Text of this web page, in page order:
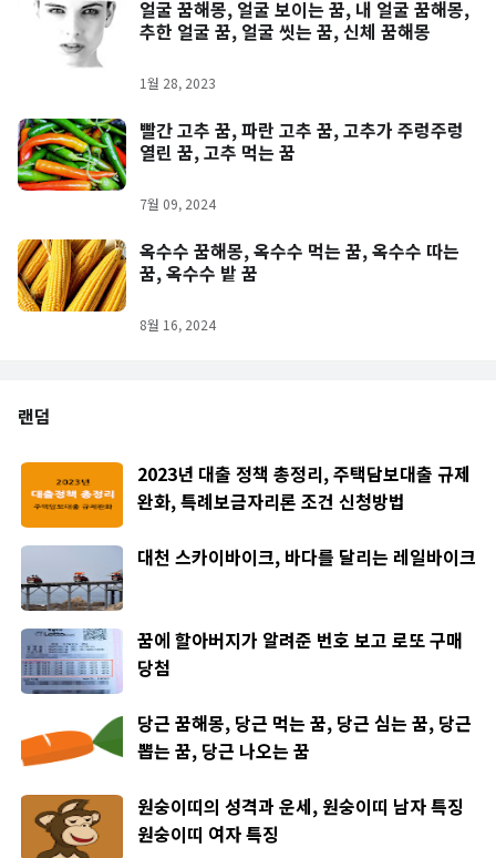
얼굴 꿈해몽, 얼굴 보이는 꿈, 내 얼굴 꿈해몽,
추한 얼굴 꿈, 얼굴 씻는 꿈, 신체 꿈해몽
1월 28, 2023
빨간 고추 꿈, 파란 고추 꿈, 고추가 주렁주렁
열린 꿈, 고추 먹는 꿈
7월 09, 2024
옥수수 꿈해몽, 옥수수 먹는 꿈, 옥수수 따는
꿈, 옥수수 밭 꿈
8월 16, 2024
랜덤
2023년 대출 정책 총정리, 주택담보대출 규제
완화, 특례보금자리론 조건 신청방법
대천 스카이바이크, 바다를 달리는 레일바이크
꿈에 할아버지가 알려준 번호 보고 로또 구매
당첨
당근 꿈해몽, 당근 먹는 꿈, 당근 심는 꿈, 당근
뽑는 꿈, 당근 나오는 꿈
원숭이띠의 성격과 운세, 원숭이띠 남자 특징
원숭이띠 여자 특징